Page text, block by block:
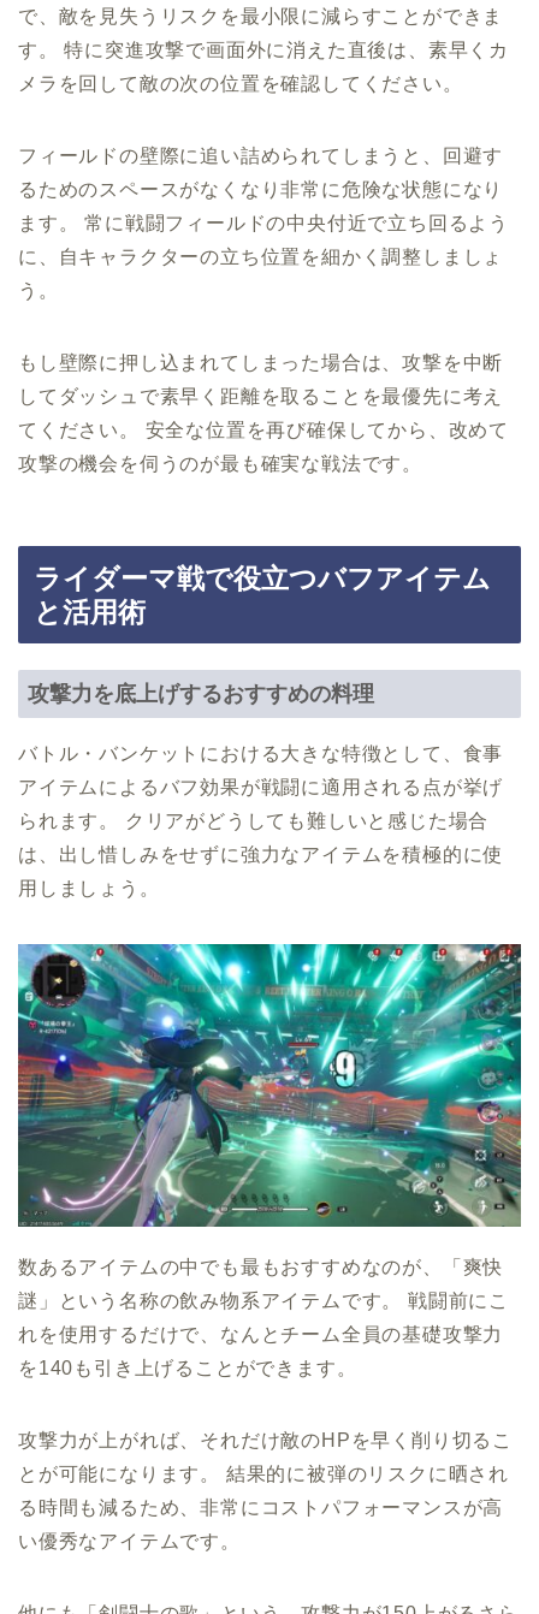
で、敵を見失うリスクを最小限に減らすことができま
す。 特に突進攻撃で画面外に消えた直後は、素早くカ
メラを回して敵の次の位置を確認してください。
フィールドの壁際に追い詰められてしまうと、回避す
るためのスペースがなくなり非常に危険な状態になり
ます。 常に戦闘フィールドの中央付近で立ち回るよう
に、自キャラクターの立ち位置を細かく調整しましょ
う。
もし壁際に押し込まれてしまった場合は、攻撃を中断
してダッシュで素早く距離を取ることを最優先に考え
てください。 安全な位置を再び確保してから、改めて
攻撃の機会を伺うのが最も確実な戦法です。
ライダーマ戦で役立つバフアイテム
と活用術
攻撃力を底上げするおすすめの料理
バトル・バンケットにおける大きな特徴として、食事
アイテムによるバフ効果が戦闘に適用される点が挙げ
られます。 クリアがどうしても難しいと感じた場合
は、出し惜しみをせずに強力なアイテムを積極的に使
用しましょう。
数あるアイテムの中でも最もおすすめなのが、「爽快
謎」という名称の飲み物系アイテムです。 戦闘前にこ
れを使用するだけで、なんとチーム全員の基礎攻撃力
を140も引き上げることができます。
攻撃力が上がれば、それだけ敵のHPを早く削り切るこ
とが可能になります。 結果的に被弾のリスクに晒され
る時間も減るため、非常にコストパフォーマンスが高
い優秀なアイテムです。